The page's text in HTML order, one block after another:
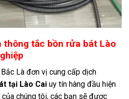
thông tắc bồn rửa bát Lào
Là đơn vị cung cấp dịch
tại Lào Cai uy tín hàng đầu hiện
chúng tôi, các bạn sẽ được